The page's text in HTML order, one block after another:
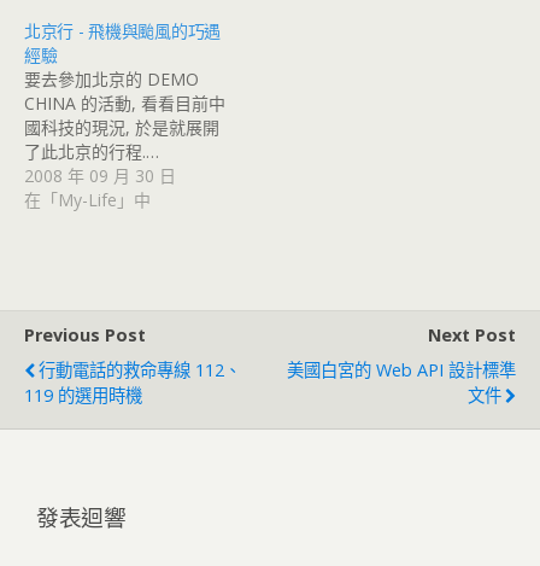
北京行 - 飛機與颱風的巧遇
經驗
要去參加北京的 DEMO
CHINA 的活動, 看看目前中
國科技的現況, 於是就展開
了此北京的行程.…
2008 年 09 月 30 日
在「My-Life」中
Previous Post
行動電話的救命專線 112、
119 的選用時機
Next Post
美國白宮的 Web API 設計標準
文件
發表迴響